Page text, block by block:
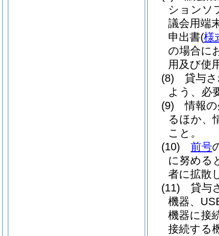
ションソ
議会用端
申出書(様
の場合に
用及び使
(8)
貸与
よう、必
(9)
情報
るほか、
こと。
(10)
前号
に努める
者に拡散
(11)
貸与
機器、
機器に接
接続する